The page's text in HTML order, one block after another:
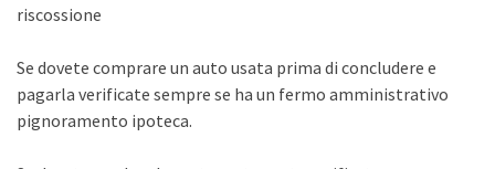
riscossione
Se dovete comprare un auto usata prima di concludere e
pagarla verificate sempre se ha un fermo amministrativo
pignoramento ipoteca.